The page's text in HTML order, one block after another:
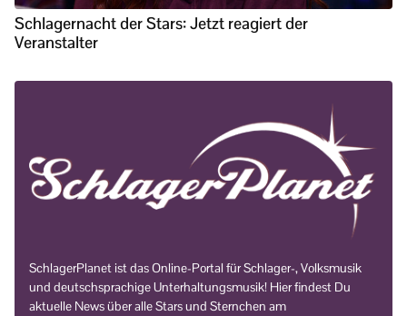
Schlagernacht der Stars: Jetzt reagiert der
Veranstalter
SchlagerPlanet ist das Online-Portal für Schlager-, Volksmusik
und deutschsprachige Unterhaltungsmusik! Hier findest Du
aktuelle News über alle Stars und Sternchen am